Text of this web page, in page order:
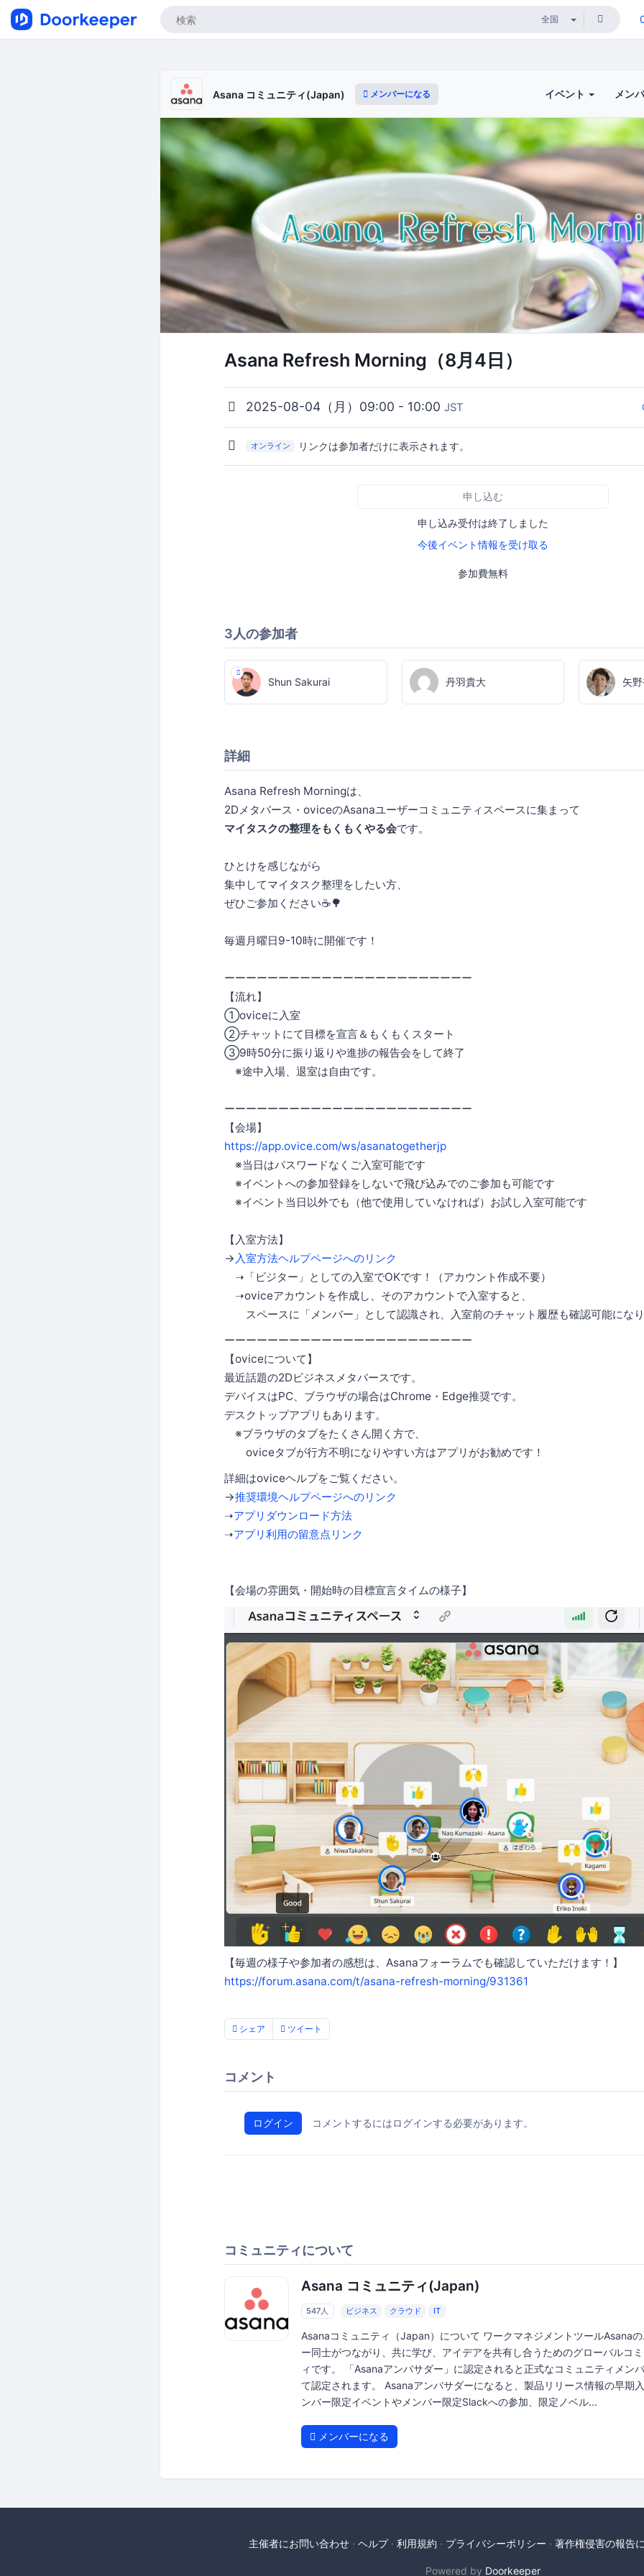
Asana コミュニティ(Japan) メンバーになる イベント メン
Asana Refresh Morning（8月4日）
2025-08-04（月）09:00 - 10:00 JST
オンライン リンクは参加者だけに表示されます。
申し込む
申し込み受付は終了しました
今後イベント情報を受け取る
参加費無料
3人の参加者
Shun Sakurai 丹羽貴大 矢
詳細
Asana Refresh Morningは、
2Dメタバース・oviceのAsanaユーザーコミュニティスペースに集まって
マイタスクの整理をもくもくやる会です。
ひとけを感じながら
集中してマイタスク整理をしたい方、
ぜひご参加ください☕🌳
毎週月曜日9-10時に開催です！
ーーーーーーーーーーーーーーーーーーーーーーー
【流れ】
①oviceに入室
②チャットにて目標を宣言＆もくもくスタート
③9時50分に振り返りや進捗の報告会をして終了
※途中入場、退室は自由です。
ーーーーーーーーーーーーーーーーーーーーーーー
【会場】
https://app.ovice.com/ws/asanatogetherjp
※当日はパスワードなくご入室可能です
※イベントへの参加登録をしないで飛び込みでのご参加も可能です
※イベント当日以外でも（他で使用していなければ）お試し入室可能です
【入室方法】
→ 入室方法ヘルプページへのリンク
➝「ビジター」としての入室でOKです！（アカウント作成不要）
➝oviceアカウントを作成し、そのアカウントで入室すると、
スペースに「メンバー」として認識され、入室前のチャット履歴も確認可能にな
ーーーーーーーーーーーーーーーーーーーーーーー
【oviceについて】
最近話題の2Dビジネスメタバースです。
デバイスはPC、ブラウザの場合はChrome・Edge推奨です。
デスクトップアプリもあります。
※ブラウザのタブをたくさん開く方で、
oviceタブが行方不明になりやすい方はアプリがお勧めです！
詳細はoviceヘルプをご覧ください。
→推奨環境ヘルプページへのリンク
➝アプリダウンロード方法
➝アプリ利用の留意点リンク
【会場の雰囲気・開始時の目標宣言タイムの様子】
【毎週の様子や参加者の感想は、Asanaフォーラムでも確認していただけます！】
https://forum.asana.com/t/asana-refresh-morning/931361
シェア ツイート
コメント
ログイン コメントするにはログインする必要があります。
コミュニティについて
Asana コミュニティ(Japan)
547人 ビジネス クラウド IT
Asanaコミュニティ（Japan）について ワークマネジメントツールAsana
ー同士がつながり、共に学び、アイデアを共有し合うためのグローバルコ
ィです。 「Asanaアンバサダー」に認定されると正式なコミュニティメン
て認定されます。 Asanaアンバサダーになると、製品リリース情報の早期
ンバー限定イベントやメンバー限定Slackへの参加、限定ノベル...
メンバーになる
主催者にお問い合わせ ヘルプ 利用規約 プライバシーポリシー 著作権侵害の報告
Powered by Doorkeeper